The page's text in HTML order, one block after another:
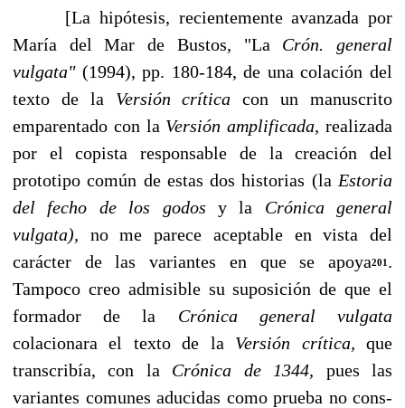
[La hipótesis, recientemente avanzada por
María del Mar de Bustos, "La Crón. general
vulgata" (1994), pp. 180-184, de una colación del
texto de la Versión críticacon un manuscrito
emparentado con la Versión amplificada,realizada
por el copista responsable de la creación del
prototipo común de estas dos historias (la Estoria
del fecho de los godos y la Crónica general
vulgata), no me pare­ce aceptable en vista del
carácter de las variantes en que se apoya201 .
Tampoco creo admisible su suposición de que el
formador de la Crónica general vulgata
colacionara el texto de la Versión crítica,que
transcribía, con la Crónica de 1344, pues las
variantes comunes aducidas como prueba no cons­